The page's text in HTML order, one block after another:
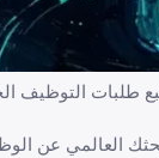
طلبات التوظيف
العالمي عن